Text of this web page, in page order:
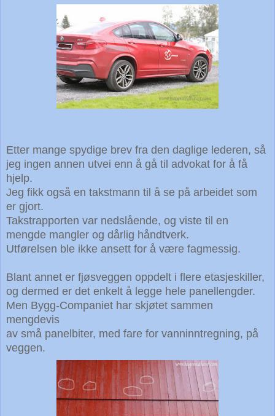
Etter mange spydige brev fra den daglige lederen, så
jeg ingen annen utvei enn å gå til advokat for å få
hjelp.
Jeg fikk også en takstmann til å se på arbeidet som
er gjort.
Takstrapporten var nedslående, og viste til en
mengde mangler og dårlig håndtverk.
Utførelsen ble ikke ansett for å være fagmessig.
Blant annet er fjøsveggen oppdelt i flere etasjeskiller,
og dermed er det enkelt å legge hele panellengder.
Men Bygg-Companiet har skjøtet sammen
mengdevis
av små panelbiter, med fare for vanninntregning, på
veggen.